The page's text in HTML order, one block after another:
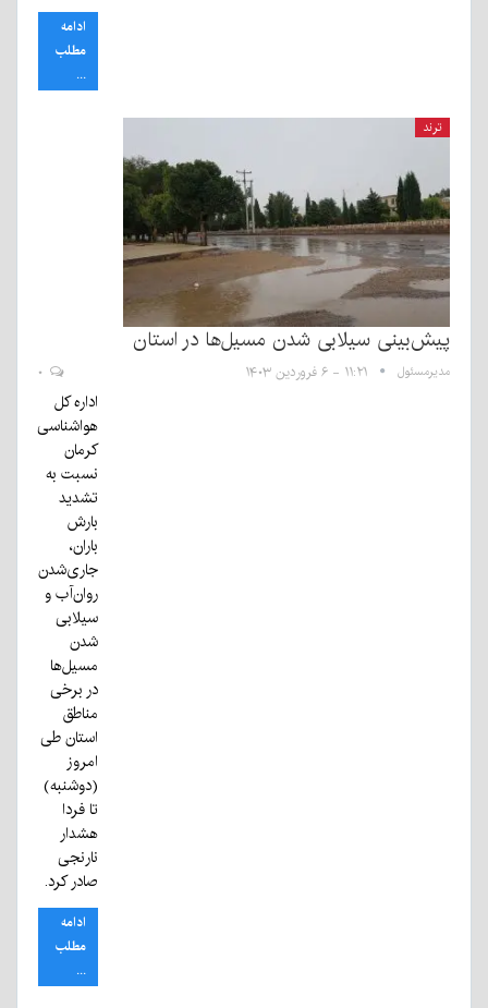
ادامه
مطلب
...
ترند
پیش‌بینی سیلابی شدن مسیل‌ها در استان
مدیرمسئول ۱۱:۲۱ - ۶ فروردین ۱۴۰۳
اداره کل
هواشناسی
کرمان
نسبت به
تشدید
بارش
باران،
جاری‌شدن
روان‌آب و
سیلابی
شدن
مسیل‌ها
در برخی
مناطق
استان طی
امروز
(دوشنبه)
تا فردا
هشدار
نارنجی
صادر کرد.
ادامه
مطلب
...